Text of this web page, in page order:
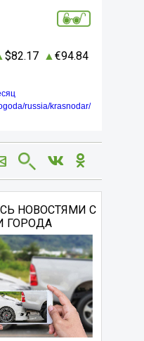
82.17 94.84
russia/krasnodar/
НОВОСТЯМИ С
ГОРОДА